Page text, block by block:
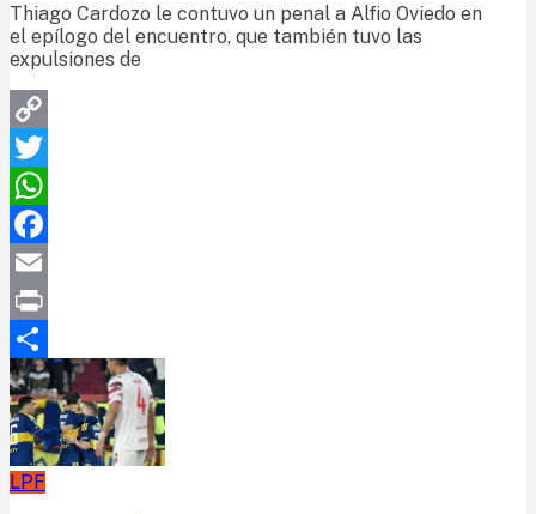
Thiago Cardozo le contuvo un penal a Alfio Oviedo en
el epílogo del encuentro, que también tuvo las
expulsiones de
Copy
Link
Twitter
WhatsApp
Facebook
Email
Print
Compartir
LPF